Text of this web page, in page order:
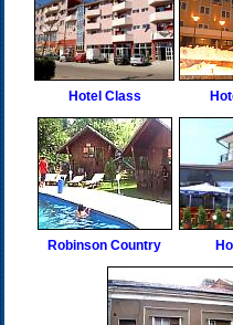
Hotel Class
Robinson Country